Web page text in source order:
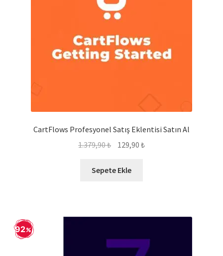
CartFlows Profesyonel Satış Eklentisi Satın Al
1.379,90₺
Orijinal
1.379,90 ₺.
129,90 ₺Şu
Sepete Ekle
92